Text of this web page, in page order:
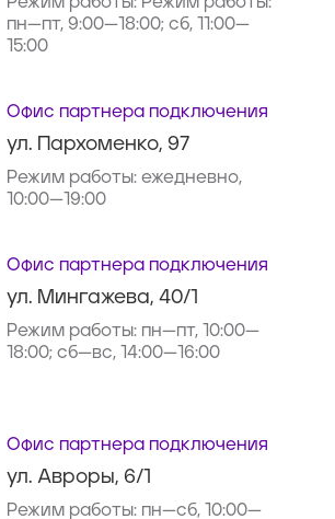
пн—пт, 9:00—18:00; сб, 11:00—
15:00
Офис партнера подключения
ул. Пархоменко, 97
Режим работы: ежедневно,
10:00—19:00
Офис партнера подключения
ул. Мингажева, 40/1
Режим работы: пн—пт, 10:00—
18:00; сб—вс, 14:00—16:00
Офис партнера подключения
ул. Авроры, 6/1
Режим работы: пн—сб, 10:00—